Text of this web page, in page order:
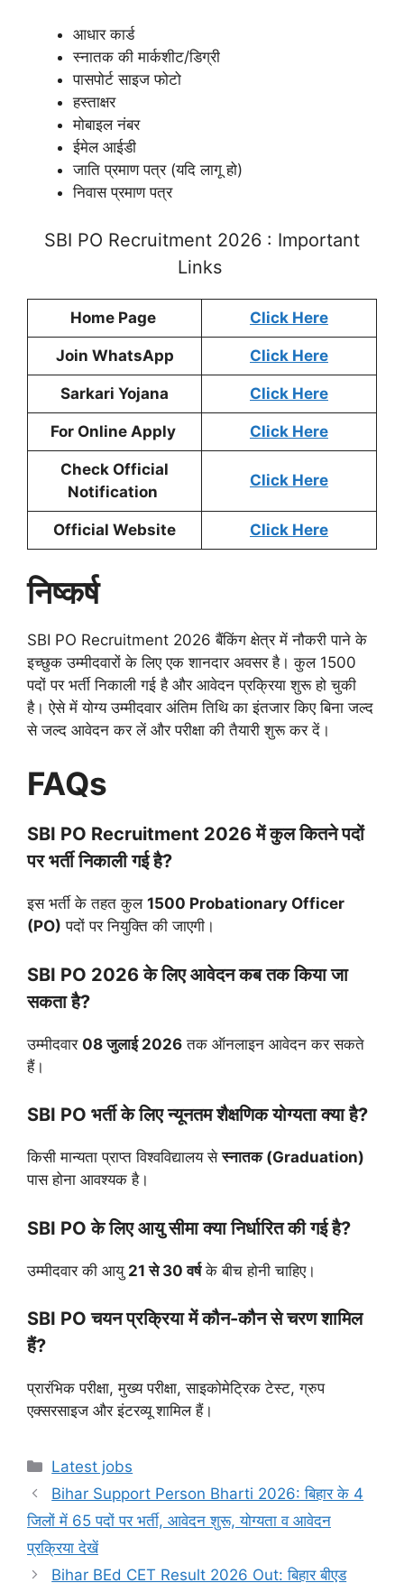
आधार कार्ड
स्नातक की मार्कशीट/डिग्री
पासपोर्ट साइज फोटो
हस्ताक्षर
मोबाइल नंबर
ईमेल आईडी
जाति प्रमाण पत्र (यदि लागू हो)
निवास प्रमाण पत्र
SBI PO Recruitment 2026 : Important
Links
Home Page Click Here
Join WhatsApp Click Here
Sarkari Yojana Click Here
For Online Apply Click Here
Check Official
Notification
Click Here
Official Website Click Here
निष्कर्ष
SBI PO Recruitment 2026 बैंकिंग क्षेत्र में नौकरी पाने के
इच्छुक उम्मीदवारों के लिए एक शानदार अवसर है। कुल 1500
पदों पर भर्ती निकाली गई है और आवेदन प्रक्रिया शुरू हो चुकी
है। ऐसे में योग्य उम्मीदवार अंतिम तिथि का इंतजार किए बिना जल्द
से जल्द आवेदन कर लें और परीक्षा की तैयारी शुरू कर दें।
FAQs
SBI PO Recruitment 2026 में कुल कितने पदों
पर भर्ती निकाली गई है?
इस भर्ती के तहत कुल 1500 Probationary Officer
(PO) पदों पर नियुक्ति की जाएगी।
SBI PO 2026 के लिए आवेदन कब तक किया जा
सकता है?
उम्मीदवार 08 जुलाई 2026 तक ऑनलाइन आवेदन कर सकते
हैं।
SBI PO भर्ती के लिए न्यूनतम शैक्षणिक योग्यता क्या है?
किसी मान्यता प्राप्त विश्वविद्यालय सेस्नातक (Graduation)
पास होना आवश्यक है।
SBI PO के लिए आयु सीमा क्या निर्धारित की गई है?
उम्मीदवार की आयु 21 से 30 वर्षके बीच होनी चाहिए।
SBI PO चयन प्रक्रिया में कौन-कौन से चरण शामिल
हैं?
प्रारंभिक परीक्षा, मुख्य परीक्षा, साइकोमेट्रिक टेस्ट, ग्रुप
एक्सरसाइज और इंटरव्यू शामिल हैं।
Latest jobs
Bihar Support Person Bharti 2026: बिहार के 4
जिलों में 65 पदों पर भर्ती, आवेदन शुरू, योग्यता व आवेदन
प्रक्रिया देखें
Bihar BEd CET Result 2026 Out: बिहार बीएड